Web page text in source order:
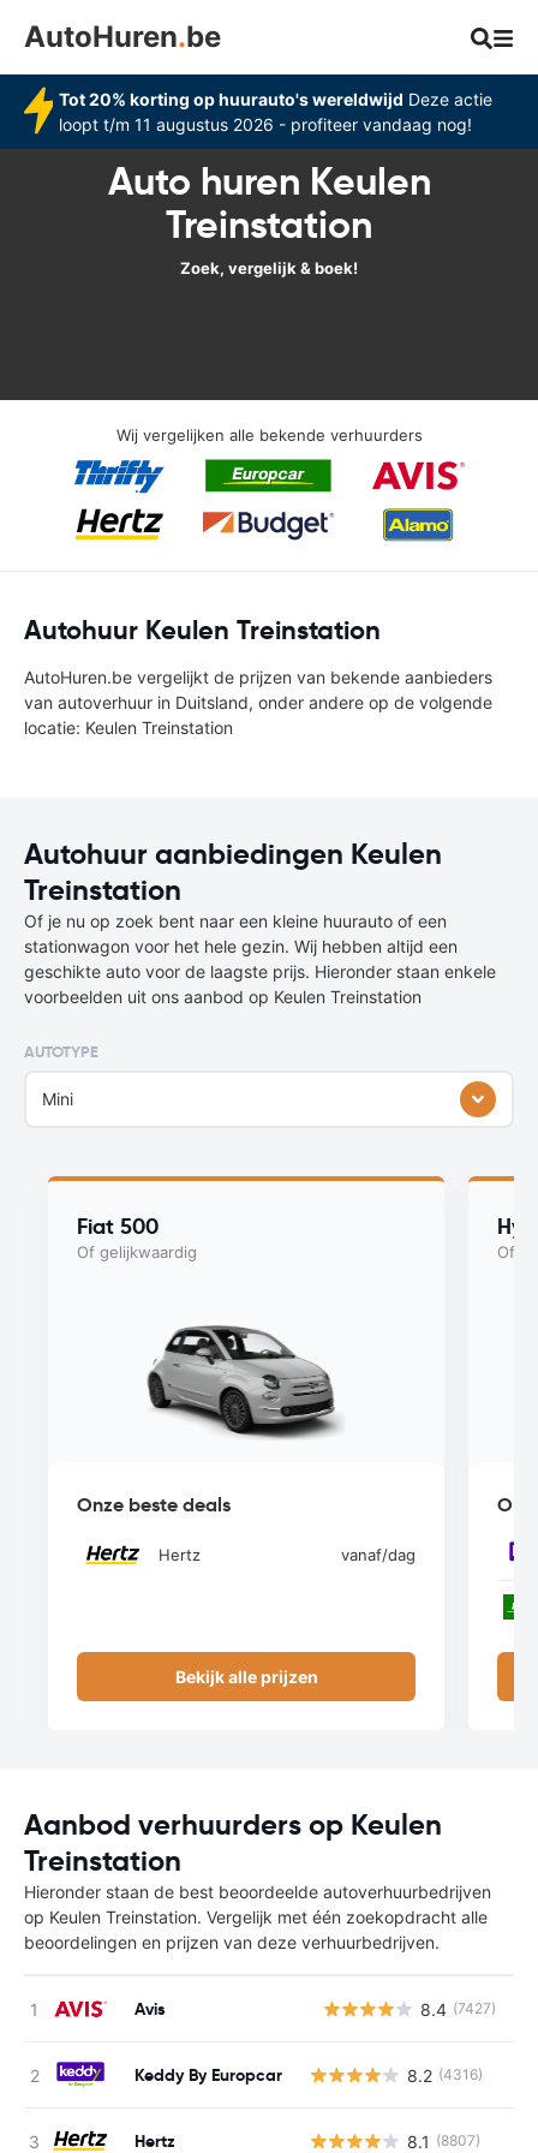
AutoHuren.be
Tot 20% korting op huurauto's wereldwijd Deze actie
loopt t/m 11 augustus 2026 - profiteer vandaag nog!
Auto huren Keulen
Treinstation
Zoek, vergelijk & boek!
Wij vergelijken alle bekende verhuurders
Autohuur Keulen Treinstation
AutoHuren.be vergelijkt de prijzen van bekende aanbieders
van autoverhuur in Duitsland, onder andere op de volgende
locatie: Keulen Treinstation
Autohuur aanbiedingen Keulen
Treinstation
Of je nu op zoek bent naar een kleine huurauto of een
stationwagon voor het hele gezin. Wij hebben altijd een
geschikte auto voor de laagste prijs. Hieronder staan enkele
voorbeelden uit ons aanbod op Keulen Treinstation
AUTOTYPE
Mini
Fiat 500
Of gelijkwaardig
Onze beste deals
Hertz vanaf/dag
Bekijk alle prijzen
Of
Aanbod verhuurders op Keulen
Treinstation
Hieronder staan de best beoordeelde autoverhuurbedrijven
op Keulen Treinstation. Vergelijk met één zoekopdracht alle
beoordelingen en prijzen van deze verhuurbedrijven.
Avis 8.4 (7427)
Keddy By Europcar 8.2 (4316)
Hertz 8.1 (8807)